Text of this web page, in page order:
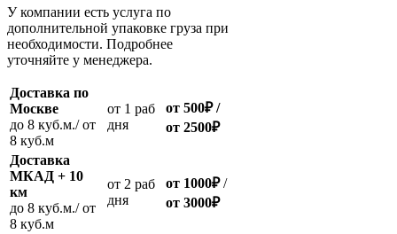
У компании есть услуга по
дополнительной упаковке груза при
необходимости. Подробнее
уточняйте у менеджера.
Доставка по
Москве
до 8 куб.м./ от
8 куб.м
oт 1 раб
дня
от 500₽/
от 2500₽
Доставка
МКАД + 10
км
до 8 куб.м./ от
8 куб.м
oт 2 раб
дня
от 1000₽/
от 3000₽